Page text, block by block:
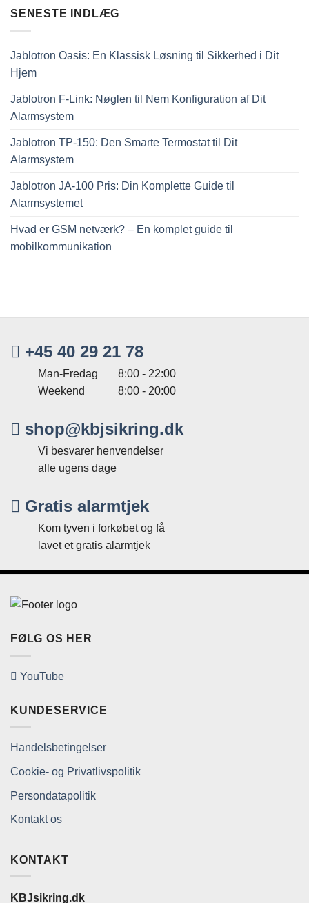
SENESTE INDLÆG
Jablotron Oasis: En Klassisk Løsning til Sikkerhed i Dit
Hjem
Jablotron F-Link: Nøglen til Nem Konfiguration af Dit
Alarmsystem
Jablotron TP-150: Den Smarte Termostat til Dit
Alarmsystem
Jablotron JA-100 Pris: Din Komplette Guide til
Alarmsystemet
Hvad er GSM netværk? – En komplet guide til
mobilkommunikation
+45 40 29 21 78
Man-Fredag
8:00 - 22:00
Weekend
8:00 - 20:00
shop@kbjsikring.dk
Vi besvarer henvendelser
alle ugens dage
Gratis alarmtjek
Kom tyven i forkøbet og få
lavet et gratis alarmtjek
FØLG OS HER
YouTube
KUNDESERVICE
Handelsbetingelser
Cookie- og Privatlivspolitik
Persondatapolitik
Kontakt os
KONTAKT
KBJsikring.dk